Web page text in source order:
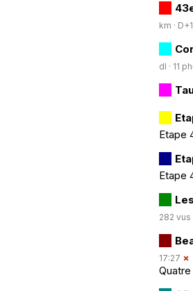
km ·
dl · 11
Etape
Etape
282 vus
17:27